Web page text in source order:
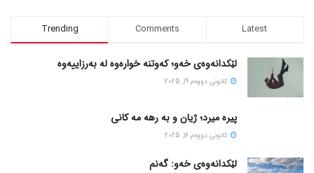
Trending Comments Latest
لێکدانەوەی خەو؛ کەوتنە خوارەوە لە بەرزاییەوە
كانونی دووه‌م 19, 2025
پیره میرد؛ ژیان و به رهه مه کانی
كانونی دووه‌م 16, 2025
لێکدانەوەی خەو: گەنم